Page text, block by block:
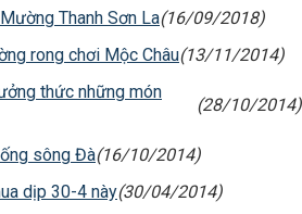
Thanh Sơn La(16/09/2018)
rong chơi Mộc Châu(13/11/2014)
thức những món
(28/10/2014)
sông Đà(16/10/2014)
dịp 30-4 này(30/04/2014)